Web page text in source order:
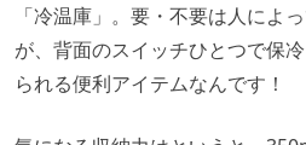
「冷温庫」。要・不要は人によ
が、背面のスイッチひとつで保
られる便利アイテムなんです！